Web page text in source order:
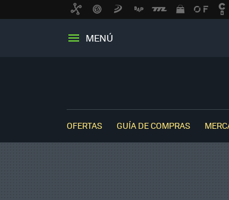
MENÚ
OFERTAS GUÍA DE COMPRAS